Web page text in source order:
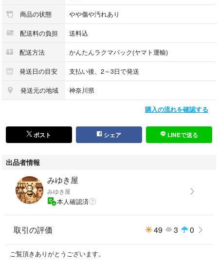
写真および、説明文に無いもの(外箱を含む)は付属いたしませんので、ご
了承ください。
なお、初期不良に関しては、商品購入後7日以内でしたら、返品対応させ
ていただきますので、安心してお買い求めください。
すり替え防止の観点から、シリアルナンバー及び、商品の特徴などを詳細
に記録しております。
緩衝材に新聞紙や、リサイクルダンボールでの発送もごさいますので、ご
理解の程よろしくお願いいたします。
また、発送につきましては、2〜3日程度を予定しております。
商品の状態 やや傷や汚れあり
配送料の負担 送料込
配送方法 かんたんラクマパック(ヤマト運輸)
発送日の目安 支払い後、2～3日で発送
発送元の地域 神奈川県
購入の流れを確認する
ポスト シェア LINEで送る
出品者情報
みゆき屋
みゆき屋
本人確認済
取引の評価 49 3 0
ご覧頂きありがとうございます。